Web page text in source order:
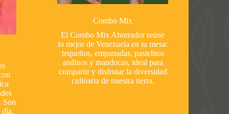
Son
día,
Combo Mix
El Combo Mix Ahorrador reúne
lo mejor de Venezuela en tu mesa:
tequeños, empanadas, pastelitos
andinos y mandocas, ideal para
compartir y disfrutar la diversidad
culinaria de nuestra tierra.